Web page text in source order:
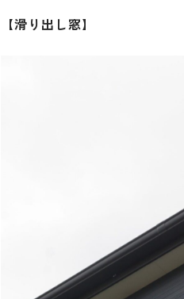
【滑り出し窓】